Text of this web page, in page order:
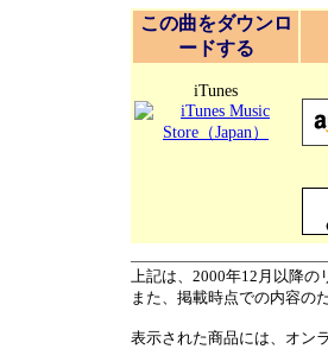
この曲をダウンロ
ードする
iTunes
上記は、2000年12月以降の
また、掲載時点での内容の
表示された商品には、オン